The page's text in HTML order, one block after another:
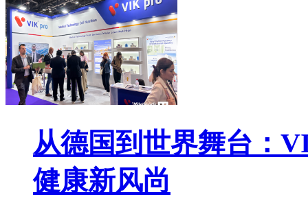
从德国到世界舞台：
健康新风尚